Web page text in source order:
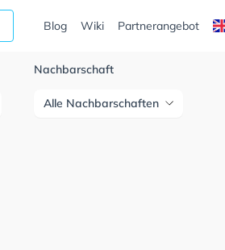
Blog Wiki Partnerangebot
Nachbarschaft
Alle Nachbarschaften